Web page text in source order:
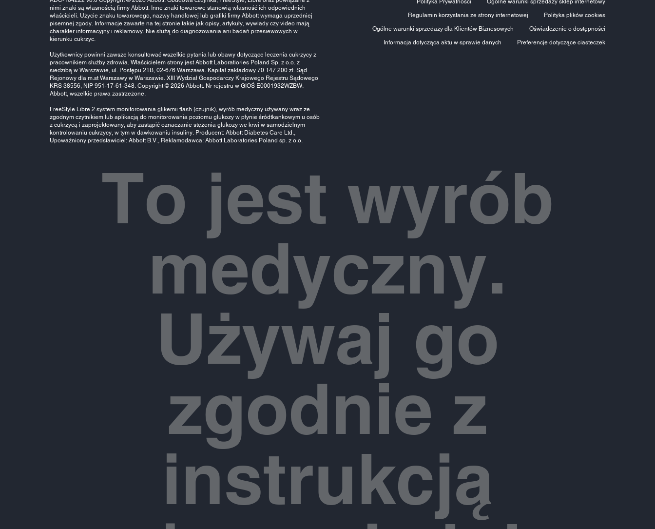
Polityka Prywatności
Ogólne warunki sprzedaży sklep internetowy
Regulamin korzystania ze strony internetowej
Polityka plików cookies
Ogólne warunki sprzedaży dla Klientów Biznesowych
Oświadczenie o dostępności
Informacja dotycząca aktu w sprawie danych
Preferencje dotyczące ciasteczek
nimi znaki są własnością firmy Abbott. Inne znaki towarowe stanowią własność ich odpowiednich
właścicieli. Użycie znaku towarowego, nazwy handlowej lub grafiki firmy Abbott wymaga uprzedniej
pisemnej zgody. Informacje zawarte na tej stronie takie jak opisy, artykuły, wywiady czy video mają
charakter informacyjny i reklamowy. Nie służą do diagnozowania ani badań przesiewowych w
kierunku cukrzyc.
Użytkownicy powinni zawsze konsultować wszelkie pytania lub obawy dotyczące leczenia cukrzycy z
pracownikiem służby zdrowia. Właścicielem strony jest Abbott Laboratiories Poland Sp. z o.o. z
siedzibą w Warszawie, ul. Postępu 21B, 02-676 Warszawa. Kapitał zakładowy 70 147 200 zł. Sąd
Rejonowy dla m.st Warszawy w Warszawie. XIII Wydział Gospodarczy Krajowego Rejestru Sądowego
KRS 38556, NIP 951-17-61-348. Copyright © 2026 Abbott. Nr rejestru w GIOŚ E0001932WZBW.
Abbott, wszelkie prawa zastrzeżone.
FreeStyle Libre 2 system monitorowania glikemii flash (czujnik), wyrób medyczny używany wraz ze
zgodnym czytnikiem lub aplikacją do monitorowania poziomu glukozy w płynie śródtkankowym u osób
z cukrzycą i zaprojektowany, aby zastąpić oznaczanie stężenia glukozy we krwi w samodzielnym
kontrolowaniu cukrzycy, w tym w dawkowaniu insuliny. Producent: Abbott Diabetes Care Ltd.,
Upoważniony przedstawiciel: Abbott B.V., Reklamodawca: Abbott Laboratories Poland sp. z o.o.
To jest wyrób
medyczny.
Używaj go
zgodnie z
instrukcją